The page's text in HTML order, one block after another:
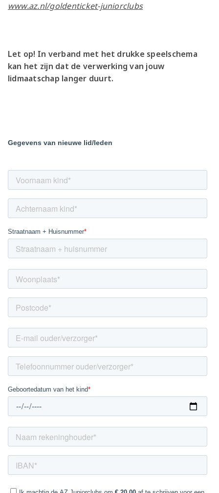
www.az.nl/goldenticket-juniorclubs
Let op! In verband met het drukke speelschema
kan het zijn dat de verwerking van jouw
lidmaatschap langer duurt.